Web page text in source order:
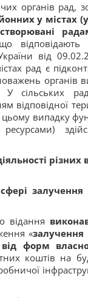
органів рад,
у містах (у
від
рад є
органів
У сільських
відповідної
випадку
різних
залучення
відання
«залучення
форм
коштів на